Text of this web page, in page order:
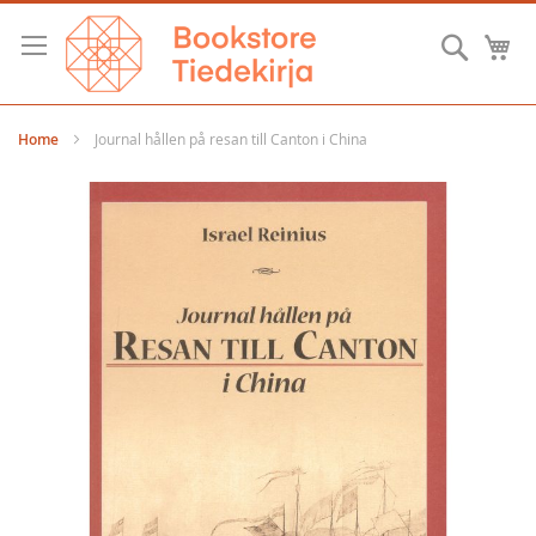
Skip
Content
Home Journal hållen på resan till Canton i China